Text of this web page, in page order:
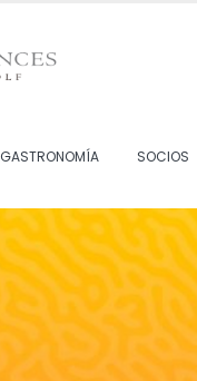
GASTRONOMÍA SOCIOS